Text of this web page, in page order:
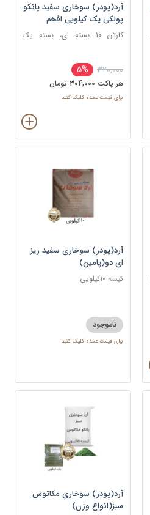
آرد(پودر) سوخاری سفید پانکو
پولکی یک کیلویی افخم
کارتن 10 بسته ای، بسته یک
320,000
5%
هر پاکت 304,000 تومان
برای قیمت عمده کلیک کنید
آرد(پودر) سوخاری سفید ریز
ای دو(پامین)
کیسه 10کیلویی
ناموجود
برای قیمت عمده کلیک کنید
آرد(پودر) سوخاری مکاتوس
سبز(انواع وزن)